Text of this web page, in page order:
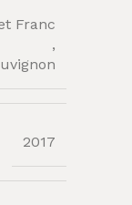
Franc
,
2017